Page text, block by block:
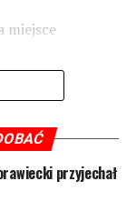
miejsce
przyjechał